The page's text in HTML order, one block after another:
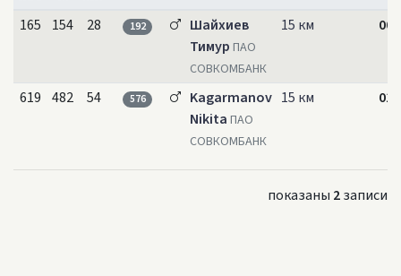
165 154 28 192
Шайхиев
Тимур ПАО
СОВКОМБАНК
15 км
619 482 54 576
Kagarmanov
Nikita ПАО
СОВКОМБАНК
15 км
показаны 2записи